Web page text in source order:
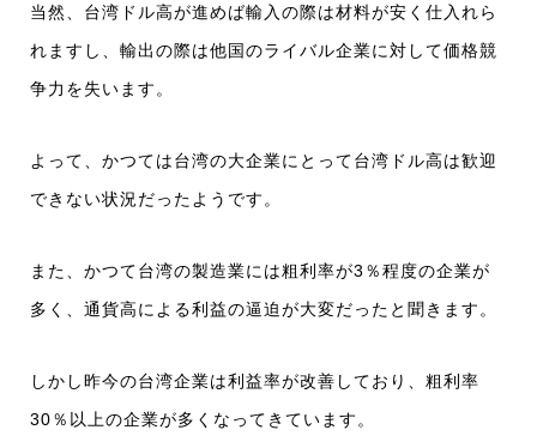
当然、台湾ドル高が進めば輸入の際は材料が安く仕入れら
れますし、輸出の際は他国のライバル企業に対して価格競
争力を失います。
よって、かつては台湾の大企業にとって台湾ドル高は歓迎
できない状況だったようです。
また、かつて台湾の製造業には粗利率が3％程度の企業が
多く、通貨高による利益の逼迫が大変だったと聞きます。
しかし昨今の台湾企業は利益率が改善しており、粗利率
30％以上の企業が多くなってきています。